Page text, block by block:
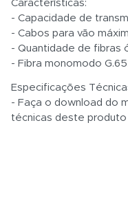
Características:
- Capacidade de
- Cabos para vão
- Quantidade de fibras
- Fibra monomodo
Especificações
- Faça o download do
técnicas deste produto